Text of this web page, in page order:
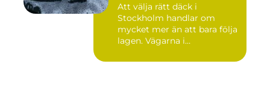
Att välja rätt däck i
Stockholm handlar om
mycket mer än att bara följa
lagen. Vägarna i